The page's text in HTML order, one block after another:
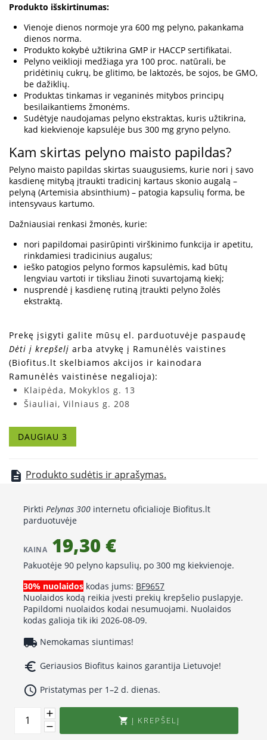
Produkto išskirtinumas:
Vienoje dienos normoje yra 600 mg pelyno, pakankama
dienos norma.
Produkto kokybė užtikrina GMP ir HACCP sertifikatai.
Pelyno veiklioji medžiaga yra 100 proc. natūrali, be
pridėtinių cukrų, be glitimo, be laktozės, be sojos, be GMO,
be dažiklių.
Produktas tinkamas ir veganinės mitybos principų
besilaikantiems žmonėms.
Sudėtyje naudojamas pelyno ekstraktas, kuris užtikrina,
kad kiekvienoje kapsulėje bus 300 mg gryno pelyno.
Kam skirtas pelyno maisto papildas?
Pelyno maisto papildas skirtas suaugusiems, kurie nori į savo
kasdienę mitybą įtraukti tradicinį kartaus skonio augalą –
pelyną (Artemisia absinthium) – patogia kapsulių forma, be
intensyvaus kartumo.
Dažniausiai renkasi žmonės, kurie:
nori papildomai pasirūpinti virškinimo funkcija ir apetitu,
rinkdamiesi tradicinius augalus;
ieško patogios pelyno formos kapsulėmis, kad būtų
lengviau vartoti ir tiksliau žinoti suvartojamą kiekį;
nusprendė į kasdienę rutiną įtraukti pelyno žolės
ekstraktą.
Prekę įsigyti galite mūsų el. parduotuvėje paspaudę
Dėti į krepšelį arba atvykę į Ramunėlės vaistines
(Biofitus.lt skelbiamos akcijos ir kainodara
Ramunėlės vaistinėse negalioja):
Klaipėda, Mokyklos g. 13
Šiauliai, Vilniaus g. 208
DAUGIAU 3
description Produkto sudėtis ir aprašymas.
Pirkti Pelynas 300 internetu oficialioje Biofitus.lt
parduotuvėje
KAINA 19,30 €
Pakuotėje 90 pelyno kapsulių, po 300 mg kiekvienoje.
30% nuolaidos kodas jums: BF9657
Nuolaidos kodą reikia įvesti prekių krepšelio puslapyje.
Papildomi nuolaidos kodai nesumuojami. Nuolaidos
kodas galioja tik iki 2026-08-09.
local_shipping Nemokamas siuntimas!
euro_symbol Geriausios Biofitus kainos garantija Lietuvoje!
access_time Pristatymas per 1–2 d. dienas.
 Į KREPŠELĮ